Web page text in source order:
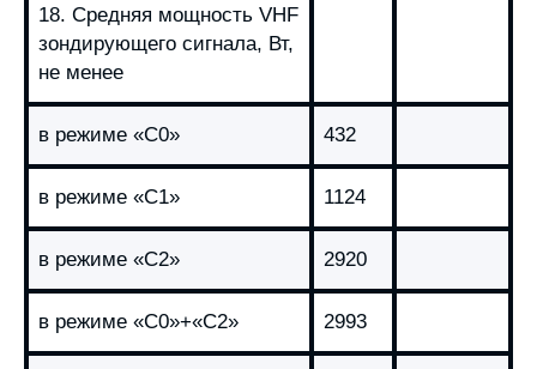
18. Средняя мощность VHF
зондирующего сигнала, Вт,
не менее
в режиме «С0» 432
в режиме «С1» 1124
в режиме «С2» 2920
в режиме «С0»+«С2» 2993